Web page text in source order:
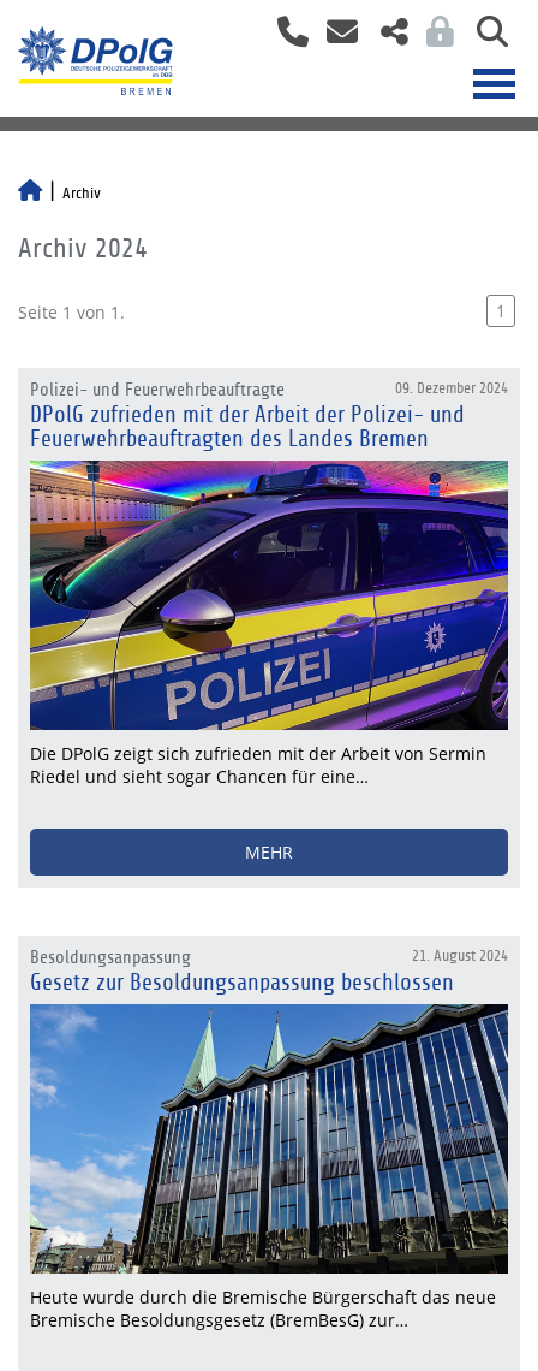
Archiv
Archiv 2024
Seite 1 von 1. 1
09. Dezember 2024
Polizei- und Feuerwehrbeauftragte
DPolG zufrieden mit der Arbeit der Polizei- und
Feuerwehrbeauftragten des Landes Bremen
Die DPolG zeigt sich zufrieden mit der Arbeit von Sermin
Riedel und sieht sogar Chancen für eine…
MEHR
21. August 2024
Besoldungsanpassung
Gesetz zur Besoldungsanpassung beschlossen
Heute wurde durch die Bremische Bürgerschaft das neue
Bremische Besoldungsgesetz (BremBesG) zur…